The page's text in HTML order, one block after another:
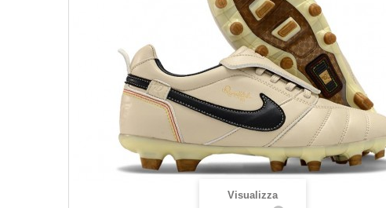
Visualizza